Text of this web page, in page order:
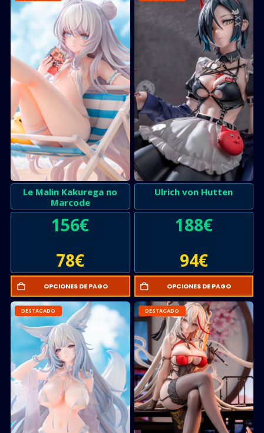
Le Malin Kakurega no
Marcode
156€
78€
OPCIONES DE PAGO
Ulrich von Hutten
188€
94€
OPCIONES DE PAGO
DESTACADO DESTACADO